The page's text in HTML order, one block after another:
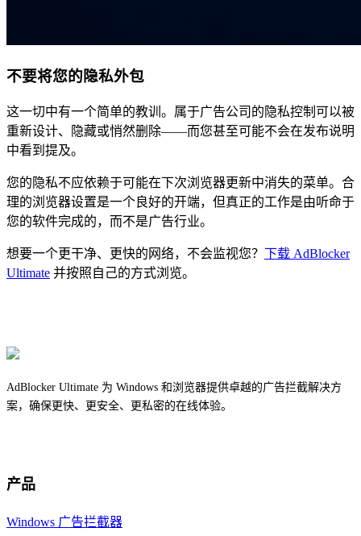
不要将您的隐私外包
这一切中有一个简单的教训。属于广告公司的隐私控制可以被
重新设计、隐藏或悄然删除——而您甚至可能不会在发布说明
中看到提及。
您的隐私不应依赖于可能在下次浏览器更新中消失的菜单。合
理的浏览器设置是一个良好的开端，但真正的工作是由听命于
您的软件完成的，而不是广告行业。
想要一个更干净、更快的网络，不会监视您？ 下载 AdBlocker
Ultimate 并按照自己的方式浏览。
AdBlocker Ultimate 为 Windows 和浏览器提供卓越的广告拦截解决方
案，确保更快、更安全、更私密的在线体验。
产品
Windows 广告拦截器